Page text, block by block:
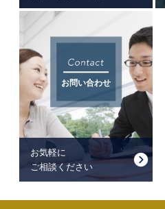
お問い合わせ
お気軽に
ご相談ください